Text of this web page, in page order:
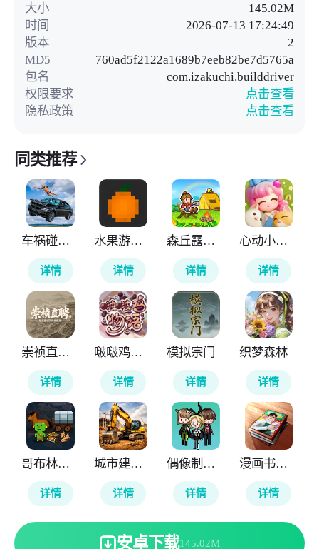
大小
145.02M
时间
2026-07-13 17:24:49
版本
2
MD5
760ad5f2122a1689b7eeb82be7d5765a
包名
com.izakuchi.builddriver
权限要求
点击查看
隐私政策
点击查看
同类推荐
车祸碰撞模拟器3
详情
水果游乐场国际版
详情
森丘露营地物语
详情
心动小镇国际服
详情
崇祯直聘明末官场沉浮模拟器
详情
啵啵鸡物语
详情
模拟宗门
详情
织梦森林
详情
哥布林的商队
详情
城市建筑模拟26
详情
偶像制作人
详情
漫画书店模拟器
详情
安卓下载145.02M